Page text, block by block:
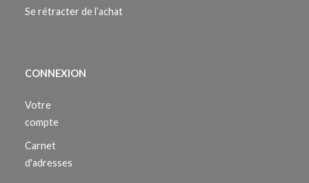
Se rétracter de l’achat
CONNEXION
Votre
compte
Carnet
d'adresses